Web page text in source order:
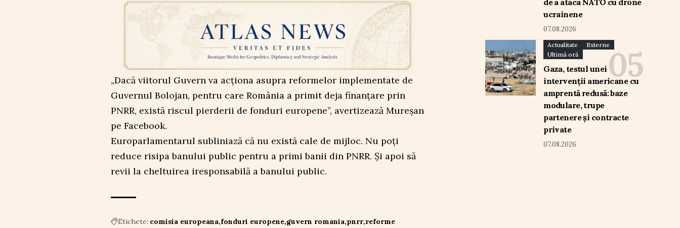
„Dacă viitorul Guvern va acționa asupra reformelor implementate de
Guvernul Bolojan, pentru care România a primit deja finanțare prin
PNRR, există riscul pierderii de fonduri europene”, avertizează Mureșan
pe Facebook.
Europarlamentarul subliniază că nu există cale de mijloc. Nu poți
reduce risipa banului public pentru a primi banii din PNRR. Și apoi să
revii la cheltuirea iresponsabilă a banului public.
Etichete: comisia europeana fonduri europene guvern romania pnrr reforme
de a ataca NATO cu drone
ucrainene
07.08.2026
Actualitate
Externe
Ultimă oră
Gaza, testul unei
intervenții americane cu
amprentă redusă: baze
modulare, trupe
partenere și contracte
private
07.08.2026